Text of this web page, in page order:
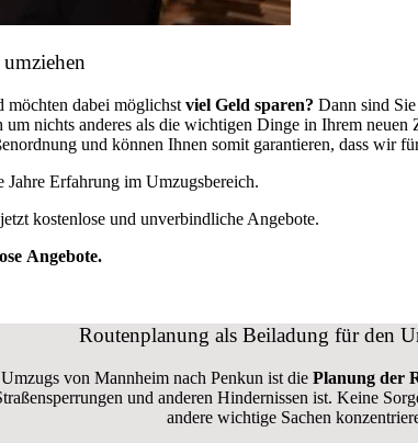
möchten dabei möglichst viel Geld sparen? Dann sind
um nichts anderes als die wichtigen Dinge in Ihrem
und können Ihnen somit garantieren, dass wir
Erfahrung im Umzugsbereich.
kostenlose und unverbindliche Angebote.
Angebote.
Routenplanung als Beiladung für den
von Mannheim nach Penkun ist diePlanung der
und anderen Hindernissen ist. Keine
andere wichtige Sachen